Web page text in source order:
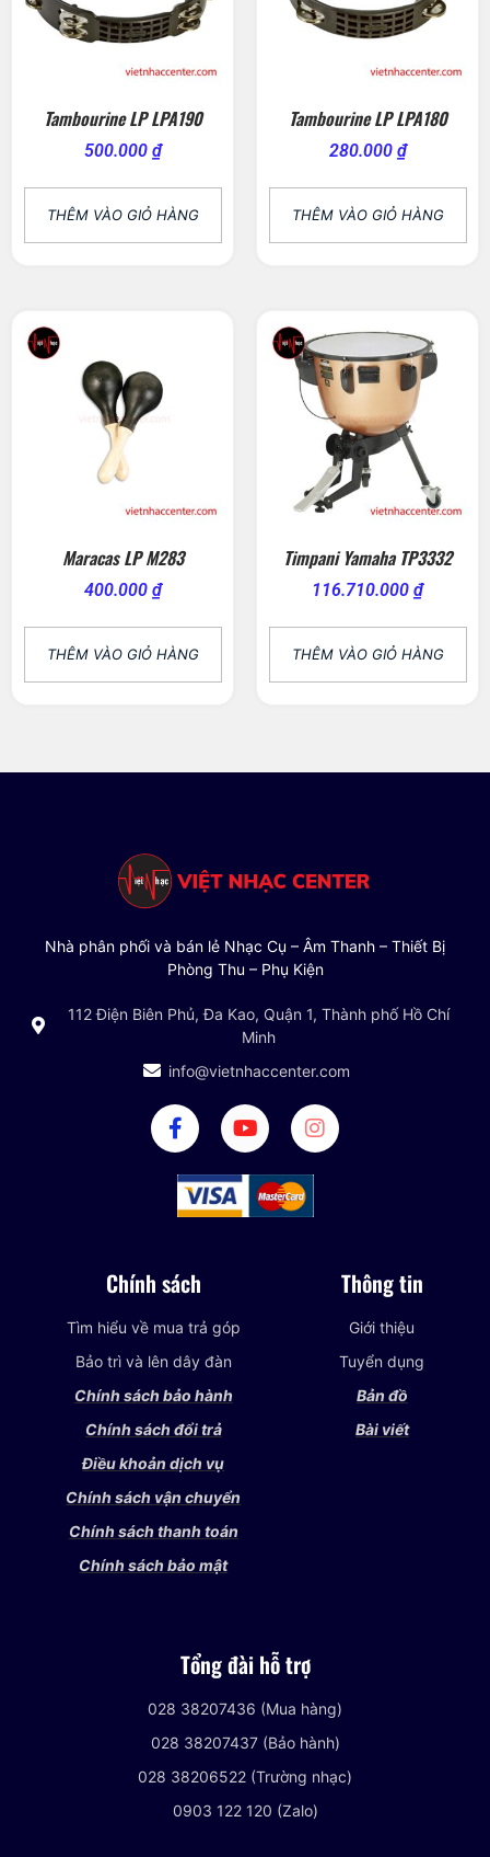
Tambourine LP LPA190
500.000 ₫
THÊM VÀO GIỎ HÀNG
Tambourine LP LPA180
280.000 ₫
THÊM VÀO GIỎ HÀNG
Maracas LP M283
400.000 ₫
THÊM VÀO GIỎ HÀNG
Timpani Yamaha TP3332
116.710.000 ₫
THÊM VÀO GIỎ HÀNG
Nhà phân phối và bán lẻ Nhạc Cụ – Âm Thanh – Thiết Bị
Phòng Thu – Phụ Kiện
112 Điện Biên Phủ, Đa Kao, Quận 1, Thành phố Hồ Chí
Minh
info@vietnhaccenter.com
Chính sách
Tìm hiểu về mua trả góp
Bảo trì và lên dây đàn
Chính sách bảo hành
Chính sách đổi trả
Điều khoản dịch vụ
Chính sách vận chuyển
Chính sách thanh toán
Chính sách bảo mật
Thông tin
Giới thiệu
Tuyển dụng
Bản đồ
Bài viết
Tổng đài hỗ trợ
028 38207436 (Mua hàng)
028 38207437 (Bảo hành)
028 38206522 (Trường nhạc)
0903 122 120 (Zalo)